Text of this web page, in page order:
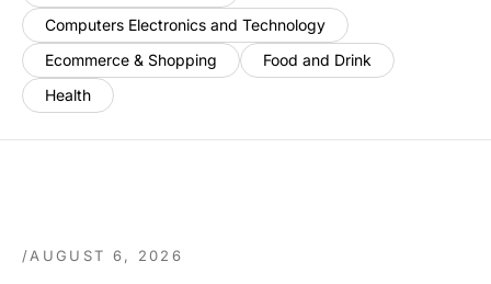
Computers Electronics and Technology
Ecommerce & Shopping
Food and Drink
Health
/AUGUST 6, 2026